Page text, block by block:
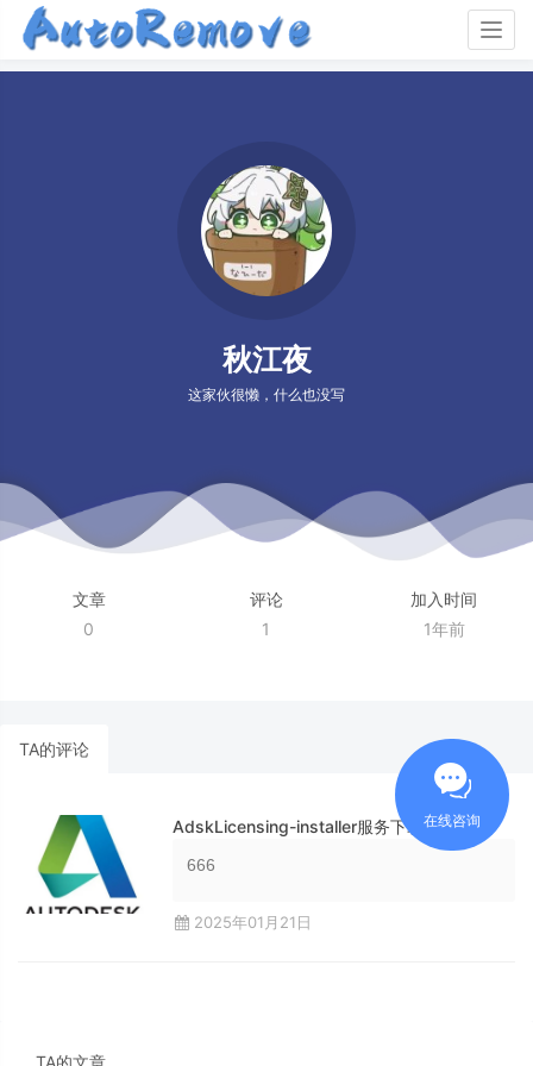
秋江夜
这家伙很懒，什么也没写
文章
0
评论
1
加入时间
1年前
TA的评论
AdskLicensing-installer服务下载
666
2025年01月21日
TA的文章
在线咨询